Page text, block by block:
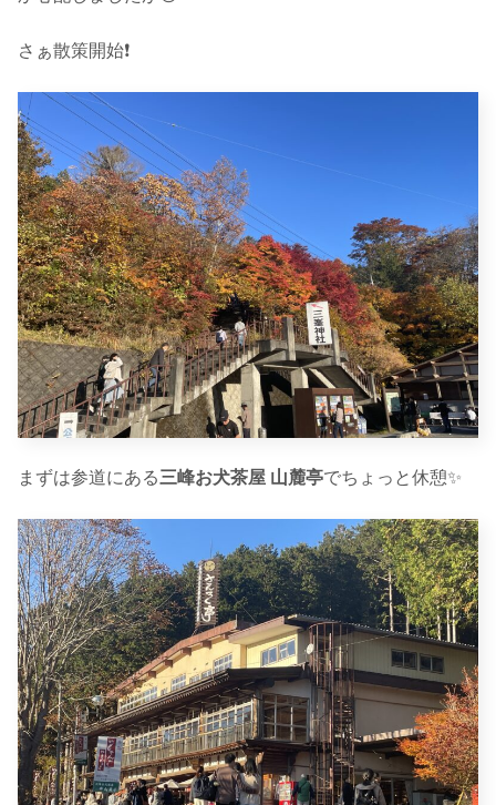
さぁ散策開始❗️
まずは参道にある三峰お犬茶屋 山麓亭でちょっと休憩✨